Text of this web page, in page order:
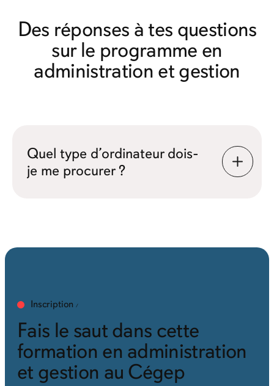
Des réponses à tes questions
sur le programme en
administration et gestion
Quel type d’ordinateur dois-
je me procurer ?
Inscription
Fais le saut dans cette
formation en administration
et gestion au Cégep